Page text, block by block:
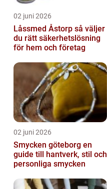
02 juni 2026
Låssmed Åstorp så väljer
du rätt säkerhetslösning
för hem och företag
02 juni 2026
Smycken göteborg en
guide till hantverk, stil och
personliga smycken